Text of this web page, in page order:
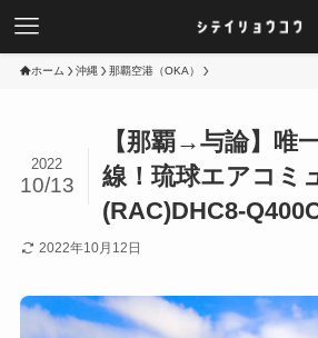
ホーム 沖縄 那覇空港（OKA）
【那覇→与論】唯
線！琉球エアコミ
(RAC)DHC8-
2022
10/13
2022年10月12日